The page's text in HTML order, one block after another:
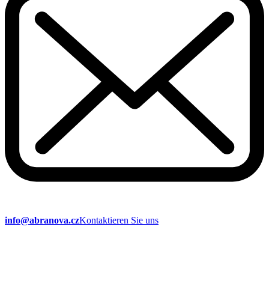
info@abranova.czKontaktieren Sie uns